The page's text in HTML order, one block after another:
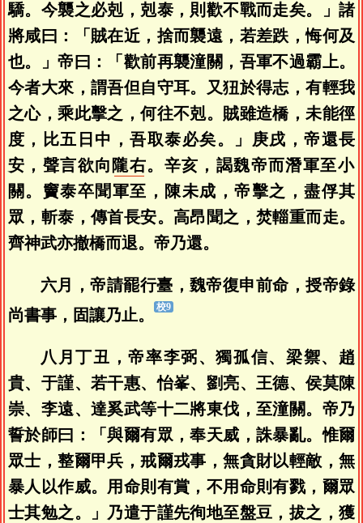
驕。今襲之必剋，剋泰，則歡不戰而走矣。」諸
將咸曰：「賊在近，捨而襲遠，若差跌，悔何及
也。」帝曰：「歡前再襲潼關，吾軍不過霸上。
今者大來，謂吾但自守耳。又狃於得志，有輕我
之心，乘此擊之，何往不剋。賊雖造橋，未能徑
度，比五日中，吾取泰必矣。」庚戌，帝還長
安，聲言欲向 隴右。辛亥，謁魏帝而潛軍至小
關。竇泰卒聞軍至，陳未成，帝擊之，盡俘其
眾，斬泰，傳首長安。高昂聞之，焚輜重而走。
齊神武亦撤橋而退。帝乃還。
六月，帝請罷行臺，魏帝復申前命，授帝錄
尚書事，固讓乃止。
八月丁丑，帝率李弼、獨孤信、梁禦、趙
貴、于謹、若干惠、怡峯、劉亮、王德、侯莫陳
崇、李遠、達奚武等十二將東伐，至潼關。帝乃
誓於師曰：「與爾有眾，奉天威，誅暴亂。惟爾
眾士，整爾甲兵，戒爾戎事，無貪財以輕敵，無
暴人以作威。用命則有賞，不用命則有戮，爾眾
士其勉之。」乃遣于謹先徇地至盤豆，拔之，獲